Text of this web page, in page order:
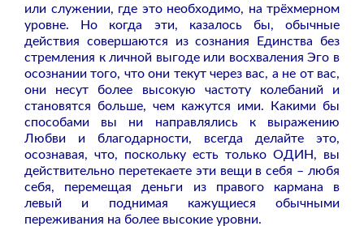
или служении, где это необходимо, на трёхмерном
уровне. Но когда эти, казалось бы, обычные
действия совершаются из сознания Единства без
стремления к личной выгоде или восхваления Эго в
осознании того, что они текут через вас, а не от вас,
они несут более высокую частоту колебаний и
становятся больше, чем кажутся ими. Какими бы
способами вы ни направлялись к выражению
Любви и благодарности, всегда делайте это,
осознавая, что, поскольку есть только ОДИН, вы
действительно перетекаете эти вещи в себя – любя
себя, перемещая деньги из правого кармана в
левый и поднимая кажущиеся обычными
переживания на более высокие уровни.